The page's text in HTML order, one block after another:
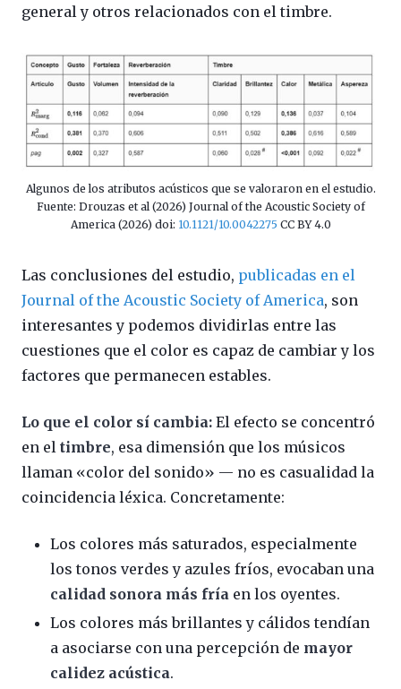
general y otros relacionados con el timbre.
Algunos de los atributos acústicos que se valoraron en el estudio.
Fuente: Drouzas et al (2026) Journal of the Acoustic Society of
America (2026) doi: 10.1121/10.0042275 CC BY 4.0
Las conclusiones del estudio, publicadas en el
Journal of the Acoustic Society of America, son
interesantes y podemos dividirlas entre las
cuestiones que el color es capaz de cambiar y los
factores que permanecen estables.
Lo que el color sí cambia: El efecto se concentró
en el timbre, esa dimensión que los músicos
llaman «color del sonido» — no es casualidad la
coincidencia léxica. Concretamente:
Los colores más saturados, especialmente
los tonos verdes y azules fríos, evocaban una
calidad sonora más fría en los oyentes.
Los colores más brillantes y cálidos tendían
a asociarse con una percepción de mayor
calidez acústica.